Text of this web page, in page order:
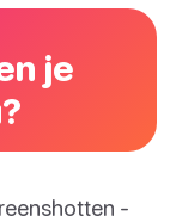
je
-